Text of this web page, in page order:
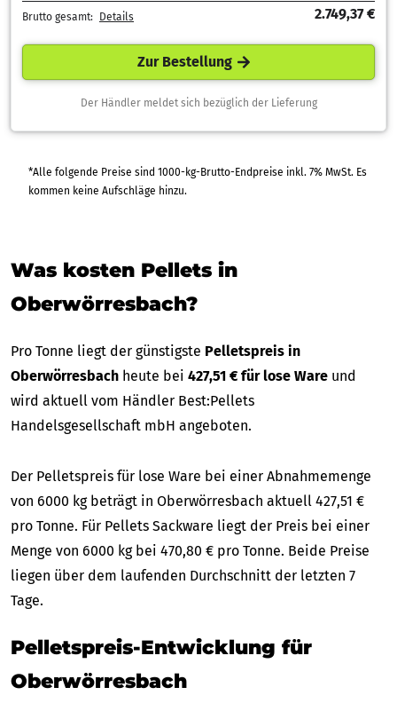
Brutto gesamt: Details 2.749,37 €
Zur Bestellung
Der Händler meldet sich bezüglich der Lieferung
*Alle folgende Preise sind 1000-kg-Brutto-Endpreise inkl. 7% MwSt. Es
kommen keine Aufschläge hinzu.
Was kosten Pellets in
Oberwörresbach?
Pro Tonne liegt der günstigste Pelletspreis in
Oberwörresbach heute bei 427,51 € für lose Ware und
wird aktuell vom Händler Best:Pellets
Handelsgesellschaft mbH angeboten.
Der Pelletspreis für lose Ware bei einer Abnahmemenge
von 6000 kg beträgt in Oberwörresbach aktuell 427,51 €
pro Tonne. Für Pellets Sackware liegt der Preis bei einer
Menge von 6000 kg bei 470,80 € pro Tonne. Beide Preise
liegen über dem laufenden Durchschnitt der letzten 7
Tage.
Pelletspreis-Entwicklung für
Oberwörresbach